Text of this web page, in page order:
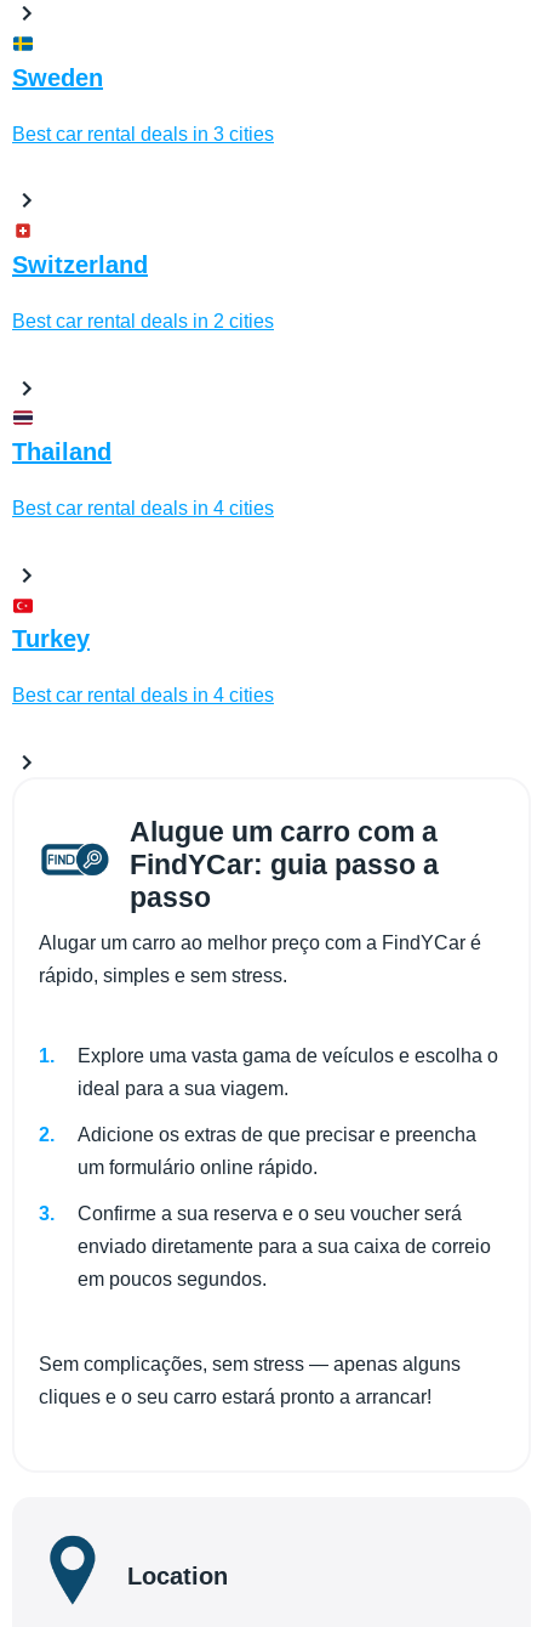
Sweden
Best car rental deals in 3 cities
Switzerland
Best car rental deals in 2 cities
Thailand
Best car rental deals in 4 cities
Turkey
Best car rental deals in 4 cities
Alugue um carro com a
FindYCar: guia passo a
passo
Alugar um carro ao melhor preço com a FindYCar é
rápido, simples e sem stress.
Explore uma vasta gama de veículos e escolha o
ideal para a sua viagem.
Adicione os extras de que precisar e preencha
um formulário online rápido.
Confirme a sua reserva e o seu voucher será
enviado diretamente para a sua caixa de correio
em poucos segundos.
Sem complicações, sem stress — apenas alguns
cliques e o seu carro estará pronto a arrancar!
Location